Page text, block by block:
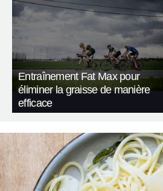
Entraînement Fat Max pour
éliminer la graisse de manière
efficace